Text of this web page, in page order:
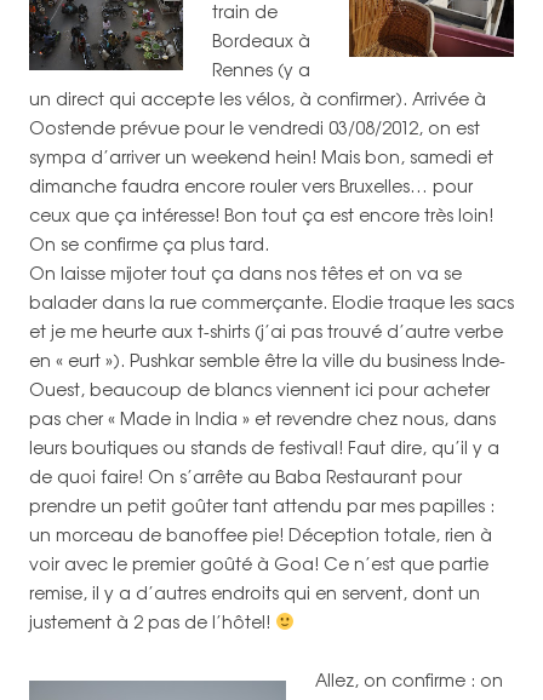
train de
Bordeaux à
Rennes (y a
un direct qui accepte les vélos, à confirmer). Arrivée à
Oostende prévue pour le vendredi 03/08/2012, on est
sympa d’arriver un weekend hein! Mais bon, samedi et
dimanche faudra encore rouler vers Bruxelles… pour
ceux que ça intéresse! Bon tout ça est encore très loin!
On se confirme ça plus tard.
On laisse mijoter tout ça dans nos têtes et on va se
balader dans la rue commerçante. Elodie traque les sacs
et je me heurte aux t-shirts (j’ai pas trouvé d’autre verbe
en « eurt »). Pushkar semble être la ville du business Inde-
Ouest, beaucoup de blancs viennent ici pour acheter
pas cher « Made in India » et revendre chez nous, dans
leurs boutiques ou stands de festival! Faut dire, qu’il y a
de quoi faire! On s’arrête au Baba Restaurant pour
prendre un petit goûter tant attendu par mes papilles :
un morceau de banoffee pie! Déception totale, rien à
voir avec le premier goûté à Goa! Ce n’est que partie
remise, il y a d’autres endroits qui en servent, dont un
justement à 2 pas de l’hôtel!
Allez, on confirme : on